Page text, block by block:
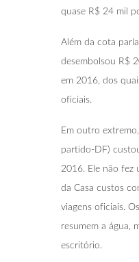
quase R$ 24 mil
Além da cota
desembolsou R$
em 2016, dos
oficiais.
Em outro
partido-DF)
2016. Ele não fez
da Casa custos
viagens oficiais.
resumem a água,
escritório.